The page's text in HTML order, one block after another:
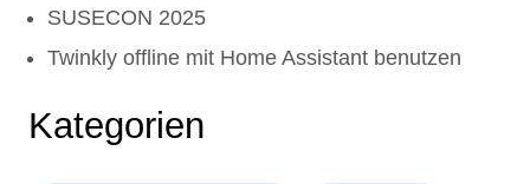
SUSECON 2025
Twinkly offline mit Home Assistant benutzen
Kategorien